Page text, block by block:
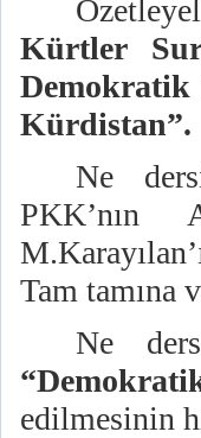
Kürtler
Demokratik
Kürdistan”.
Ne
PKK’nın
Tam tamına
Ne
edilmesinin